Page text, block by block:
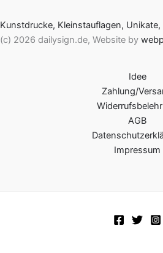
Kunstdrucke, Kleinstauflagen,
(c) 2026 dailysign.de, Website by
Idee
Zahlung/
AGB
Impressum